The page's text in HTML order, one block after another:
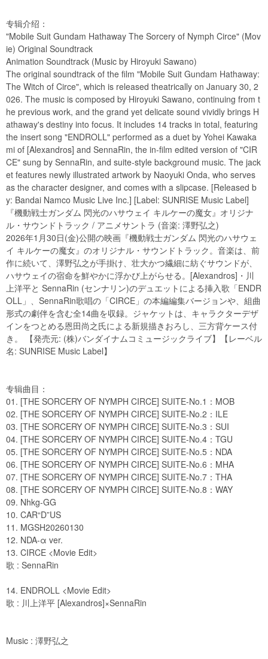
专辑介绍：
"Mobile Suit Gundam Hathaway The Sorcery of Nymph Circe" (Mov
ie) Original Soundtrack
Animation Soundtrack (Music by Hiroyuki Sawano)
The original soundtrack of the film "Mobile Suit Gundam Hathaway:
The Witch of Circe", which is released theatrically on January 30, 2
026. The music is composed by Hiroyuki Sawano, continuing from t
he previous work, and the grand yet delicate sound vividly brings H
athaway's destiny into focus. It includes 14 tracks in total, featuring
the insert song "ENDROLL" performed as a duet by Yohei Kawaka
mi of [Alexandros] and SennaRin, the in-film edited version of "CIR
CE" sung by SennaRin, and suite-style background music. The jack
et features newly illustrated artwork by Naoyuki Onda, who serves
as the character designer, and comes with a slipcase. [Released b
y: Bandai Namco Music Live Inc.] [Label: SUNRISE Music Label]
『機動戦士ガンダム 閃光のハサウェイ キルケーの魔女』オリジナ
ル・サウンドトラック / アニメサントラ (音楽: 澤野弘之)
2026年1月30日(金)公開の映画『機動戦士ガンダム 閃光のハサウェ
イ キルケーの魔女』のオリジナル・サウンドトラック。音楽は、前
作に続いて、澤野弘之が手掛け、壮大かつ繊細に紡ぐサウンドが、
ハサウェイの宿命を鮮やかに浮かび上がらせる。[Alexandros]・川
上洋平と SennaRin (センナリン)のデュエットによる挿入歌「ENDR
OLL」、SennaRin歌唱の「CIRCE」の本編編集バージョンや、組曲
形式の劇伴を含む全14曲を収録。ジャケットは、キャラクターデザ
インをつとめる恩田尚之氏による新規描きおろし、三方背ケース付
き。 【発売元: (株)バンダイナムコミュージックライブ】【レーベル
名: SUNRISE Music Label】
专辑曲目：
01. [THE SORCERY OF NYMPH CIRCE] SUITE-No.1：MOB
02. [THE SORCERY OF NYMPH CIRCE] SUITE-No.2：ILE
03. [THE SORCERY OF NYMPH CIRCE] SUITE-No.3：SUI
04. [THE SORCERY OF NYMPH CIRCE] SUITE-No.4：TGU
05. [THE SORCERY OF NYMPH CIRCE] SUITE-No.5：NDA
06. [THE SORCERY OF NYMPH CIRCE] SUITE-No.6：MHA
07. [THE SORCERY OF NYMPH CIRCE] SUITE-No.7：THA
08. [THE SORCERY OF NYMPH CIRCE] SUITE-No.8：WAY
09. Nhkg-GG
10. CAR“D”US
11. MGSH20260130
12. NDA-α ver.
13. CIRCE <Movie Edit>
歌 : SennaRin
14. ENDROLL <Movie Edit>
歌 : 川上洋平 [Alexandros]×SennaRin
Music : 澤野弘之